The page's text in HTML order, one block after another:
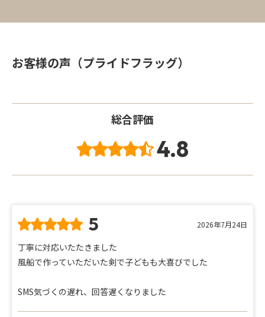
お客様の声（プライドフラッグ）
総合評価
4.8
5 2026年7月24日
丁寧に対応いたたきました
風船で作っていただいた剣で子どもも大喜びでした
SMS気づくの遅れ、回答遅くなりました